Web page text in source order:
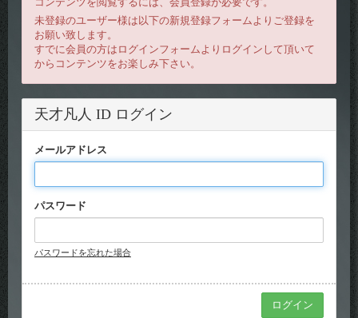
未登録のユーザー様は以下の新規登録フォームよりご登録を
お願い致します。
すでに会員の方はログインフォームよりログインして頂いて
からコンテンツをお楽しみ下さい。
天才凡人 ID ログイン
メールアドレス
パスワード
パスワードを忘れた場合